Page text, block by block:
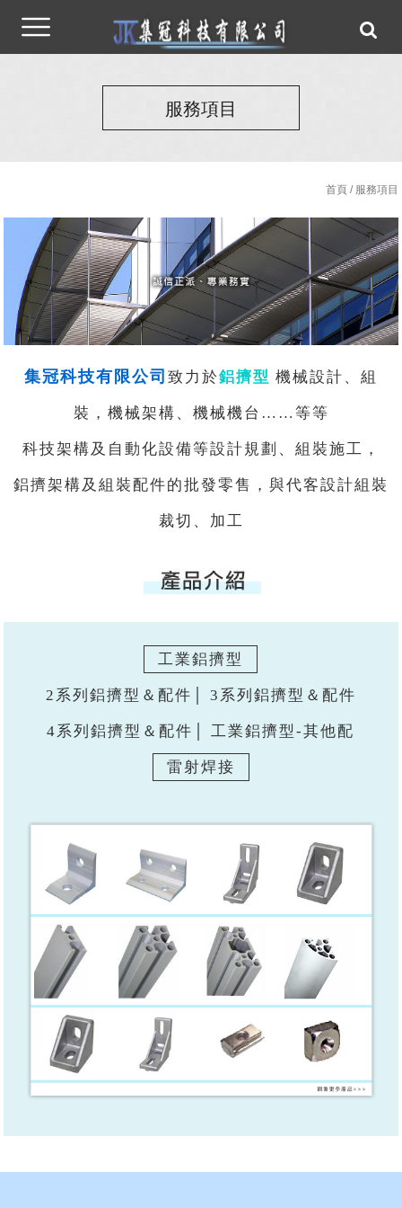
服務項目
首頁/ 服務項目
集冠科技有限公司 致力於鋁擠型 機械設計、組
裝，機械架構、機械機台……等等
科技架構及自動化設備等設計規劃、組裝施工，
鋁擠架構及組裝配件的批發零售，與代客設計組裝
裁切、加工
工業鋁擠型
2系列鋁擠型＆配件│ 3系列鋁擠型＆配件
4系列鋁擠型＆配件│ 工業鋁擠型-其他配
雷射焊接